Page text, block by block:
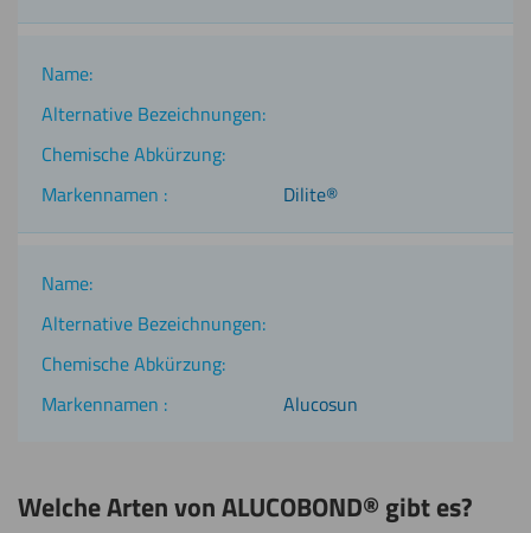
Dilite®
Alucosun
Welche Arten von ALUCOBOND® gibt es?